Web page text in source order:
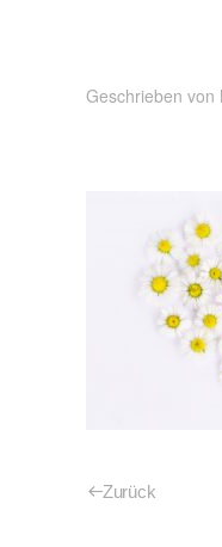
Geschrieben von
Zurück